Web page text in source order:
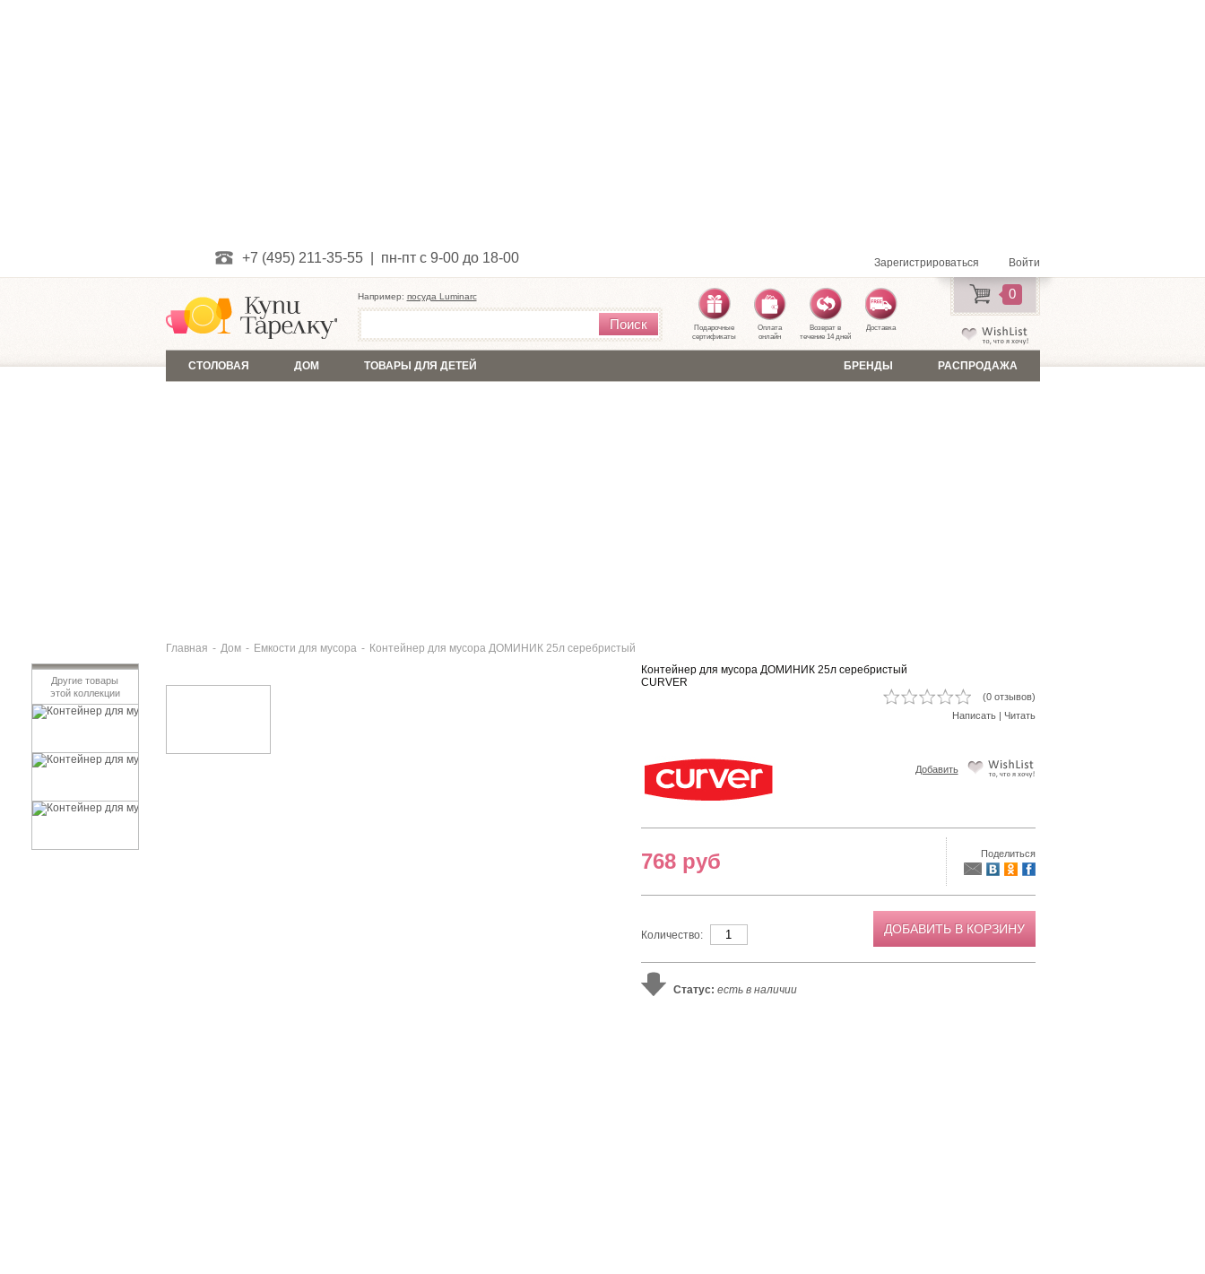
+7 (495) 211-35-55 | пн-пт с 9-00 до 18-00 Зарегистрироваться Войти
0
Например: посуда Luminarc
Поиск
Подарочные
сертификаты
Оплата
онлайн
Возврат в
течение 14 дней
Доставка
СТОЛОВАЯ ДОМ ТОВАРЫ ДЛЯ ДЕТЕЙ РАСПРОДАЖА
БРЕНДЫ
Главная - Дом - Емкости для мусора - Контейнер для мусора ДОМИНИК 25л серебристый
Другие товары
этой коллекции
Контейнер для мусора ДОМИНИК 25л серебристый
CURVER
(0 отзывов)
Написать| Читать
Добавить
768 руб Поделиться
Количество: ДОБАВИТЬ В КОРЗИНУ
Статус: есть в наличии